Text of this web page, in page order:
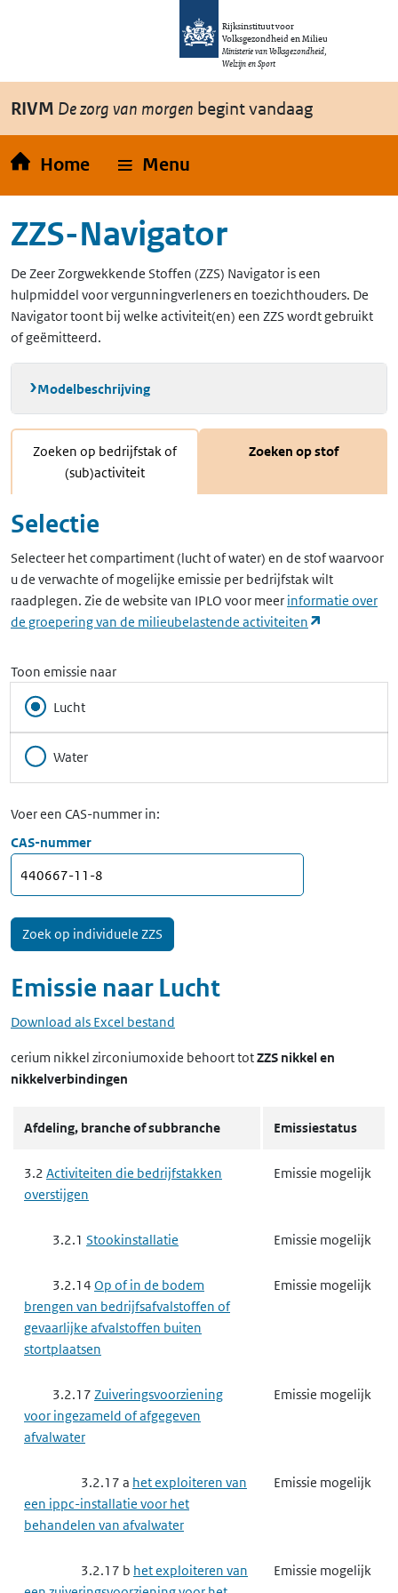
Overslaan en naar de inhoud gaan
Rijksinstituut voor
Volksgezondheid en Milieu
Ministerie van Volksgezondheid,
Welzijn en Sport
RIVM De zorg van morgen begint vandaag
Home Menu
ZZS-Navigator
De Zeer Zorgwekkende Stoffen (ZZS) Navigator is een
hulpmiddel voor vergunningverleners en toezichthouders. De
Navigator toont bij welke activiteit(en) een ZZS wordt gebruikt
of geëmitteerd.
Modelbeschrijving
Zoeken op bedrijfstak of
(sub)activiteit
Zoeken op stof
Selectie
Selecteer het compartiment (lucht of water) en de stof waarvoor
u de verwachte of mogelijke emissie per bedrijfstak wilt
raadplegen. Zie de website van IPLO voor meer informatie over
de groepering van de milieubelastende activiteiten
Toon emissie naar
Lucht
Water
Voer een CAS-nummer in:
CAS-nummer
Emissie naar Lucht
Download als Excel bestand
cerium nikkel zirconiumoxide behoort totZZS nikkel en
nikkelverbindingen
Afdeling, branche of subbranche Emissiestatus
3.2 Activiteiten die bedrijfstakken
overstijgen
Emissie mogelijk
3.2.1 Stookinstallatie Emissie mogelijk
3.2.14 Op of in de bodem
brengen van bedrijfsafvalstoffen of
gevaarlijke afvalstoffen buiten
stortplaatsen
Emissie mogelijk
3.2.17 Zuiveringsvoorziening
voor ingezameld of afgegeven
afvalwater
Emissie mogelijk
3.2.17 a het exploiteren van
een ippc-installatie voor het
behandelen van afvalwater
Emissie mogelijk
3.2.17 b het exploiteren van
Emissie mogelijk